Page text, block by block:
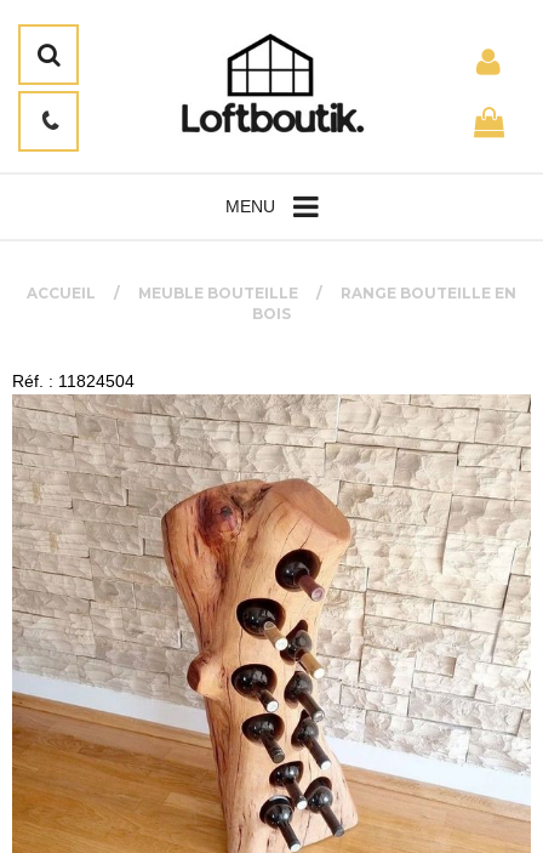
MENU
ACCUEIL MEUBLE BOUTEILLE
RANGE BOUTEILLE EN
BOIS
Réf. : 11824504